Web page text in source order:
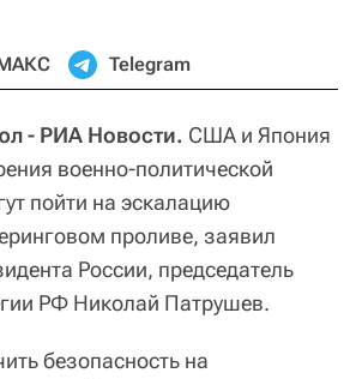
Telegram
- РИА Новости. США и Япония
военно-политической
пойти на эскалацию
проливе, заявил
России, председатель
РФ Николай Патрушев.
безопасность на